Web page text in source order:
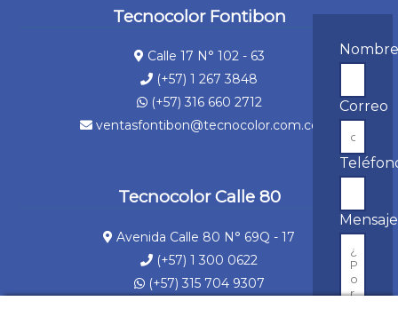
Tecnocolor Fontibon
Calle 17 N° 102 - 63
(+57) 1 267 3848
(+57) 316 660 2712
ventasfontibon@tecnocolor.com.co
Tecnocolor Calle 80
Avenida Calle 80 N° 69Q - 17
(+57) 1 300 0622
(+57) 315 704 9307
Correo
Mensaje